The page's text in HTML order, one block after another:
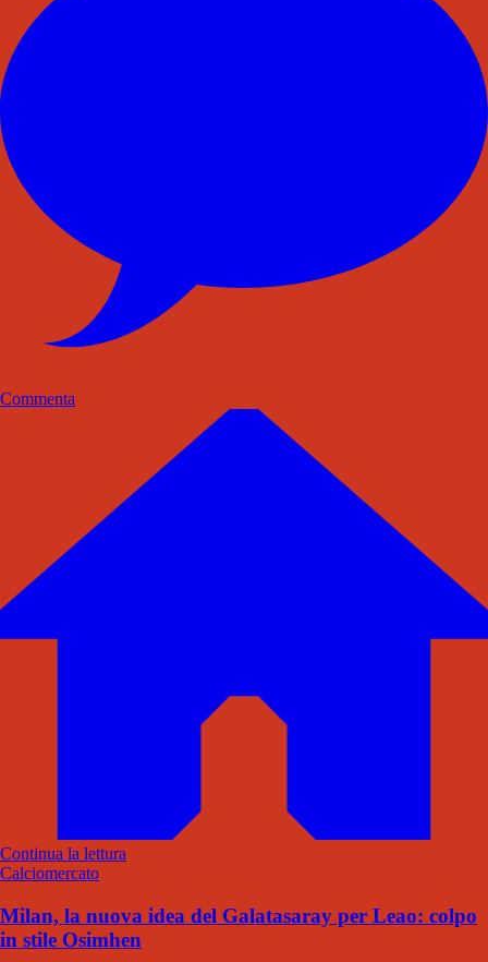
Commenta
Continua la lettura
Calciomercato
Milan, la nuova idea del Galatasaray per Leao: colpo
in stile Osimhen